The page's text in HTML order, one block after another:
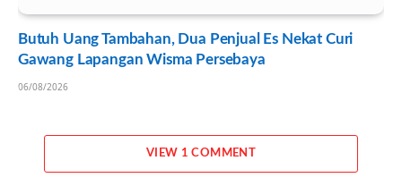
Butuh Uang Tambahan, Dua Penjual Es Nekat Curi
Gawang Lapangan Wisma Persebaya
06/08/2026
VIEW 1 COMMENT